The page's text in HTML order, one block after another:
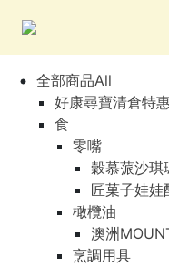
全部商品All
好康尋寶清倉特
食
零嘴
穀慕蒎沙琪
匠菓子娃娃
橄欖油
澳洲
烹調用具